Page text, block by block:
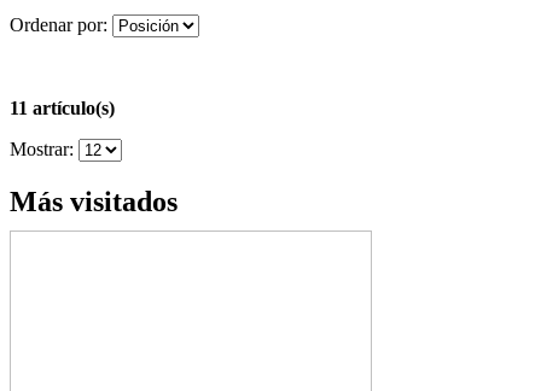
Ordenar por:
11 artículo(s)
Mostrar:
Más visitados